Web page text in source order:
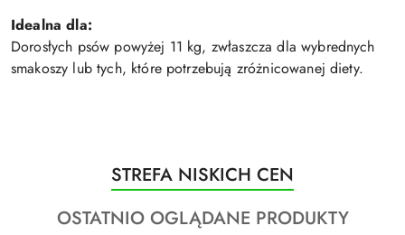
Idealna dla:
Dorosłych psów powyżej 11 kg, zwłaszcza dla wybrednych
smakoszy lub tych, które potrzebują zróżnicowanej diety.
Pomiń karuzelę produktów
Produkty
o
statusie:
STREFA NISKICH CEN
Produkty
OSTATNIO OGLĄDANE PRODUKTY